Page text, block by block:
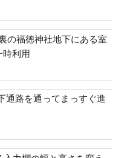
の福徳神社地下にある室
時利用
通路を通ってまっすぐ進